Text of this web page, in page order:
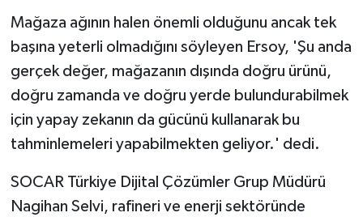
Mağaza ağının halen önemli olduğunu ancak tek
başına yeterli olmadığını söyleyen Ersoy, 'Şu anda
gerçek değer, mağazanın dışında doğru ürünü,
doğru zamanda ve doğru yerde bulundurabilmek
için yapay zekanın da gücünü kullanarak bu
tahminlemeleri yapabilmekten geliyor.' dedi.
SOCAR Türkiye Dijital Çözümler Grup Müdürü
Nagihan Selvi, rafineri ve enerji sektöründe